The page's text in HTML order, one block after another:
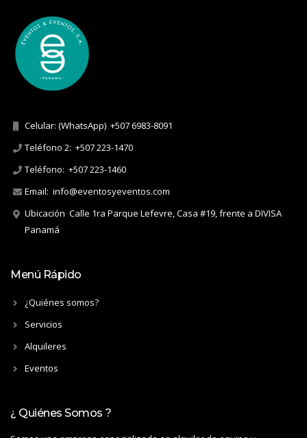
Celular: (WhatsApp) +507 6983-8091
Teléfono 2: +507 223-1470
Teléfono: +507 223-1460
Email: info@eventosyeventos.com
Ubicación Calle 1ra Parque Lefevre, Casa #19, frente a DIVISA
Panamá
Menú Rápido
¿Quiénes somos?
Servicios
Alquileres
Eventos
¿ Quiénes Somos ?